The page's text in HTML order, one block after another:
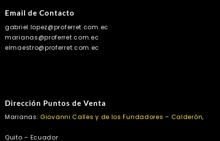
Email de Contacto
gabriel.lopez@proferret.com.ec
marianas@proferret.com.ec
elmaestro@proferret.com.ec
Dirección Puntos de Venta
Marianas: Giovanni Calles y de los Fundadores – Calderón,
Quito – Ecuador